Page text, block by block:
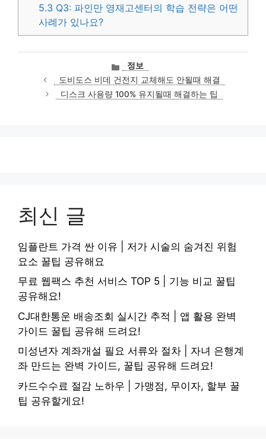
5.3 Q3: 파인만 영재고센터의 학습 전략은 어떤
사례가 있나요?
카
테
고
리
정보
도비도스 비데 건전지 교체해도 안될때 해결
디스크 사용량 100% 유지될때 해결하는 팁
최신 글
임플란트 가격 싼 이유 | 저가 시술의 숨겨진 위험
요소 꿀팁 공유해요
무료 웹팩스 추천 서비스 TOP 5 | 기능 비교 꿀팁
공유해요!
CJ대한통운 배송조회 실시간 추적 | 앱 활용 완벽
가이드 꿀팁 공유해 드려요!
미성년자 계좌개설 필요 서류와 절차 | 자녀 은행계
좌 만드는 완벽 가이드, 꿀팁 공유해 드려요!
카드수수료 절감 노하우 | 가맹점, 무이자, 할부 꿀
팁 공유할게요!